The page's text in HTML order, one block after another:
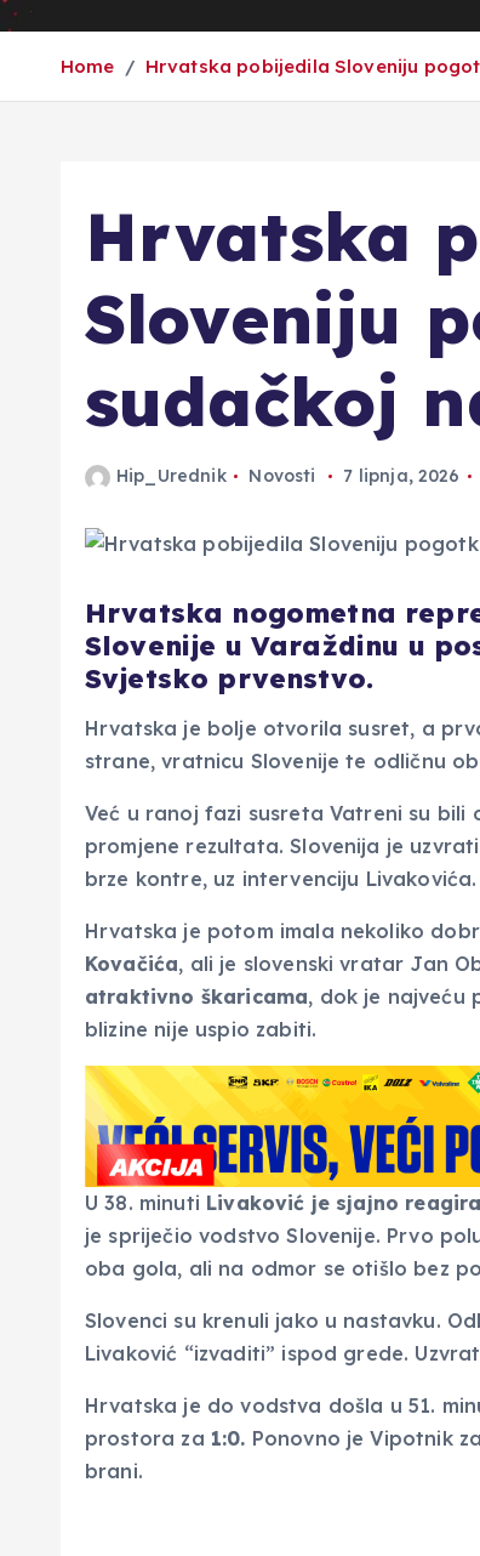
Home Hrvatska pobijedila Sloveniju
Hrvatska
Sloveniju
sudačkoj
Hip_Urednik Novosti 7 lipnja, 2026
Hrvatska nogometna
Slovenije u Varaždinu u
Svjetsko prvenstvo.
Hrvatska je bolje otvorila susret, a
strane, vratnicu Slovenije te odličnu
Već u ranoj fazi susreta Vatreni su bili
promjene rezultata. Slovenija je
brze kontre, uz intervenciju Livakovića.
Hrvatska je potom imala nekoliko
Kovačića, ali je slovenski vratar Jan
atraktivno škaricama, dok je najveću
blizine nije uspio zabiti.
U 38. minuti Livaković je sjajno
je spriječio vodstvo Slovenije. Prvo
oba gola, ali na odmor se otišlo bez
Slovenci su krenuli jako u nastavku.
Livaković “izvaditi” ispod grede.
Hrvatska je do vodstva došla u 51.
prostora za 1:0. Ponovno je Vipotnik
brani.